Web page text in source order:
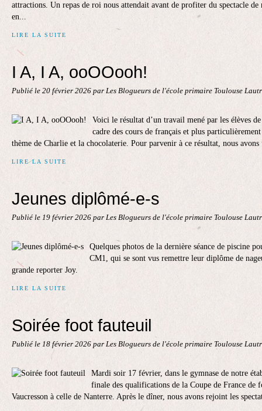
attractions. Un repas de roi nous attendait avant de profiter du spectacle de
en...
LIRE LA SUITE
I A, I A, ooOOooh!
Publié le 20 février 2026 par Les Blogueurs de l'école primaire Toulouse
Voici le résultat d’un travail mené par les élèves
cadre des cours de français et plus
thème de Charlie et la chocolaterie. Pour parvenir à ce résultat, nous
LIRE LA SUITE
Jeunes diplômé-e-s
Publié le 19 février 2026 par Les Blogueurs de l'école primaire Toulouse
Quelques photos de la dernière séance de piscine
CM1, qui se sont vus remettre leur diplôme de
grande reporter Joy.
LIRE LA SUITE
Soirée foot fauteuil
Publié le 18 février 2026 par Les Blogueurs de l'école primaire Toulouse
Mardi soir 17 février, dans le gymnase de notre
finale des qualifications de la Coupe de France de
Vaucresson à celle de Nanterre. Après le dîner, nous avons rejoint les